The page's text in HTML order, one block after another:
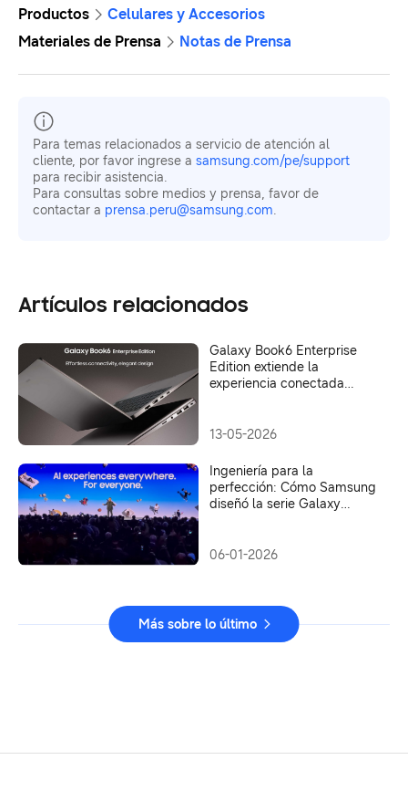
Productos
Celulares y Accesorios
Materiales de Prensa
Notas de Prensa
Para temas relacionados a servicio de atención al
cliente, por favor ingrese a samsung.com/pe/support
para recibir asistencia.
Para consultas sobre medios y prensa, favor de
contactar a prensa.peru@samsung.com.
Artículos relacionados
Galaxy Book6 Enterprise
Edition extiende la
experiencia conectada
por procesadores Intel®
13-05-2026
Ingeniería para la
perfección: Cómo Samsung
diseñó la serie Galaxy
concesiones
06-01-2026
Más sobre lo último